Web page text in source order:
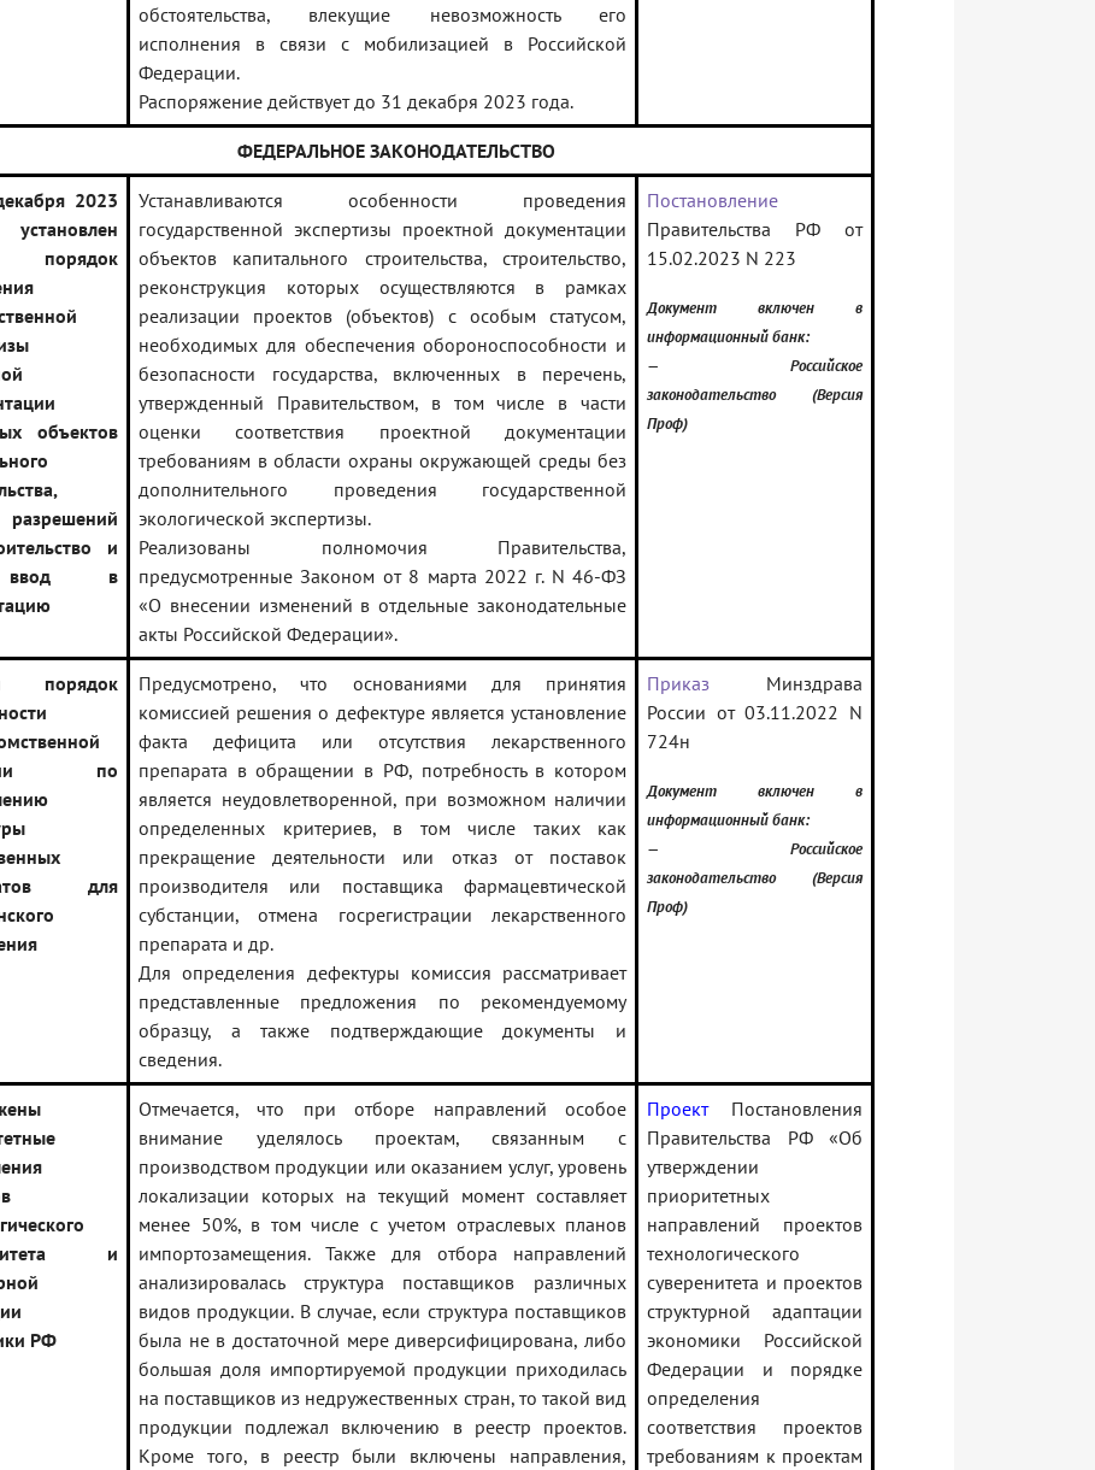
обстоятельства, влекущие невозможность его
исполнения в связи с мобилизацией в Российской
Федерации.
Распоряжение действует до 31 декабря 2023 года.
ФЕДЕРАЛЬНОЕ ЗАКОНОДАТЕЛЬСТВО
2023
порядок
объектов
и
в
Устанавливаются особенности проведения
государственной экспертизы проектной документации
объектов капитального строительства, строительство,
реконструкция которых осуществляются в рамках
реализации проектов (объектов) с особым статусом,
необходимых для обеспечения обороноспособности и
безопасности государства, включенных в перечень,
утвержденный Правительством, в том числе в части
оценки соответствия проектной документации
требованиям в области охраны окружающей среды без
дополнительного проведения государственной
экологической экспертизы.
Реализованы полномочия Правительства,
предусмотренные Законом от 8 марта 2022 г. N 46-ФЗ
«О внесении изменений в отдельные законодательные
акты Российской Федерации».
Постановление
Правительства РФ от
15.02.2023 N 223
Документ включен в
информационный банк:
— Российское
законодательство (Версия
Проф)
порядок
по
для
Предусмотрено, что основаниями для принятия
комиссией решения о дефектуре является установление
факта дефицита или отсутствия лекарственного
препарата в обращении в РФ, потребность в котором
является неудовлетворенной, при возможном наличии
определенных критериев, в том числе таких как
прекращение деятельности или отказ от поставок
производителя или поставщика фармацевтической
субстанции, отмена госрегистрации лекарственного
препарата и др.
Для определения дефектуры комиссия рассматривает
представленные предложения по рекомендуемому
образцу, а также подтверждающие документы и
сведения.
Приказ Минздрава
России от 03.11.2022 N
724н
Документ включен в
информационный банк:
— Российское
законодательство (Версия
Проф)
и
РФ
Отмечается, что при отборе направлений особое
внимание уделялось проектам, связанным с
производством продукции или оказанием услуг, уровень
локализации которых на текущий момент составляет
менее 50%, в том числе с учетом отраслевых планов
импортозамещения. Также для отбора направлений
анализировалась структура поставщиков различных
видов продукции. В случае, если структура поставщиков
была не в достаточной мере диверсифицирована, либо
большая доля импортируемой продукции приходилась
на поставщиков из недружественных стран, то такой вид
продукции подлежал включению в реестр проектов.
Кроме того, в реестр были включены направления,
ПроектПостановления
Правительства РФ «Об
утверждении
приоритетных
направлений проектов
технологического
суверенитета и проектов
структурной адаптации
экономики Российской
Федерации и порядке
определения
соответствия проектов
требованиям к проектам